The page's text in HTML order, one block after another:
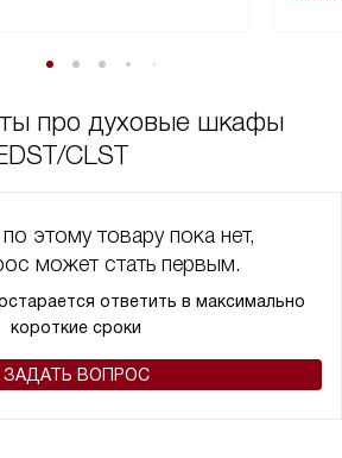
про духовые шкафы
CLST
этому товару пока нет,
может стать первым.
ответить в максимально
короткие сроки
ЗАДАТЬ ВОПРОС